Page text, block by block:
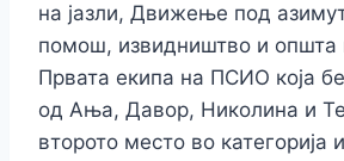
на јазли, Движење под
помош, извидништво и општа
Првата екипа на ПСИО која
од Ања, Давор, Николина и
второто место во категорија